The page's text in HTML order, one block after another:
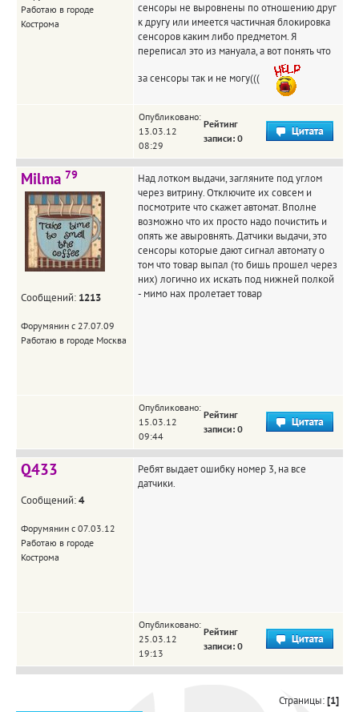
Работаю в городе
Кострома
сенсоры не выровнены по отношению друг
к другу или имеется частичная блокировка
сенсоров каким либо предметом. Я
переписал это из мануала, а вот понять что
за сенсоры так и не могу(((
Опубликовано:
13.03.12
08:29
Рейтинг
записи: 0
Milma 79
Сообщений: 1213
Форумянин с 27.07.09
Работаю в городе Москва
Над лотком выдачи, загляните под углом
через витрину. Отключите их совсем и
посмотрите что скажет автомат. Вполне
возможно что их просто надо почистить и
опять же авыровнять. Датчики выдачи, это
сенсоры которые дают сигнал автомату о
том что товар выпал (то бишь прошел через
них) логично их искать под нижней полкой
- мимо нах пролетает товар
Опубликовано:
15.03.12
09:44
Рейтинг
записи: 0
Q433
Сообщений:4
Форумянин с 07.03.12
Работаю в городе
Кострома
Ребят выдает ошибку номер 3, на все
датчики.
Опубликовано:
25.03.12
19:13
Рейтинг
записи: 0
Страницы:[1]